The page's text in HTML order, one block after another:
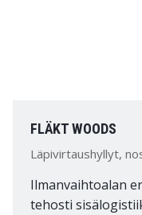
FLÄKT WOODS
Läpivirtaushyllyt,
Ilmanvaihtoalan
tehosti